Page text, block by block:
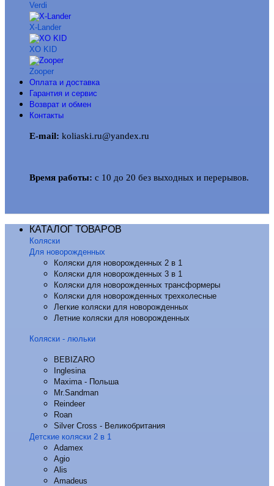
Verdi
X-Lander
XO KID
Zooper
Оплата и доставка
Гарантия и сервис
Возврат и обмен
Контакты
E-mail: koliaski.ru@yandex.ru
Время работы: с 10 до 20 без выходных и перерывов.
КАТАЛОГ ТОВАРОВ
Коляски
Для новорожденных
Коляски для новорожденных 2 в 1
Коляски для новорожденных 3 в 1
Коляски для новорожденных трансформеры
Коляски для новорожденных трехколесные
Легкие коляски для новорожденных
Летние коляски для новорожденных
Коляски - люльки
BEBIZARO
Inglesina
Maxima - Польша
Mr.Sandman
Reindeer
Roan
Silver Cross - Великобритания
Детские коляски 2 в 1
Adamex
Agio
Alis
Amadeus